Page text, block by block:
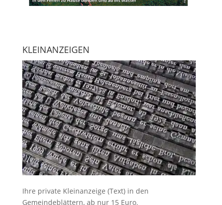
KLEINANZEIGEN
Ihre private Kleinanzeige (Text) in den
Gemeindeblättern, ab nur 15 Euro.